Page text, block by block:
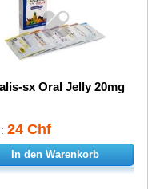
sx Oral Jelly 20mg
24 Chf
In den Warenkorb